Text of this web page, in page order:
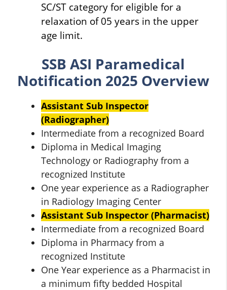
SC/ST category for eligible for a
relaxation of 05 years in the upper
age limit.
SSB ASI Paramedical
Notification 2025 Overview
Assistant Sub Inspector
(Radiographer)
Intermediate from a recognized Board
Diploma in Medical Imaging
Technology or Radiography from a
recognized Institute
One year experience as a Radiographer
in Radiology Imaging Center
Assistant Sub Inspector (Pharmacist)
Intermediate from a recognized Board
Diploma in Pharmacy from a
recognized Institute
One Year experience as a Pharmacist in
a minimum fifty bedded Hospital